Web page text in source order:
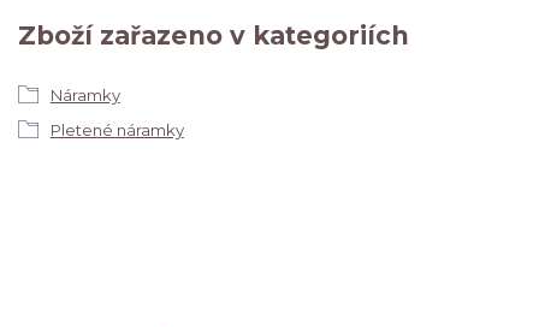
Zboží zařazeno v kategoriích
Náramky
Pletené náramky